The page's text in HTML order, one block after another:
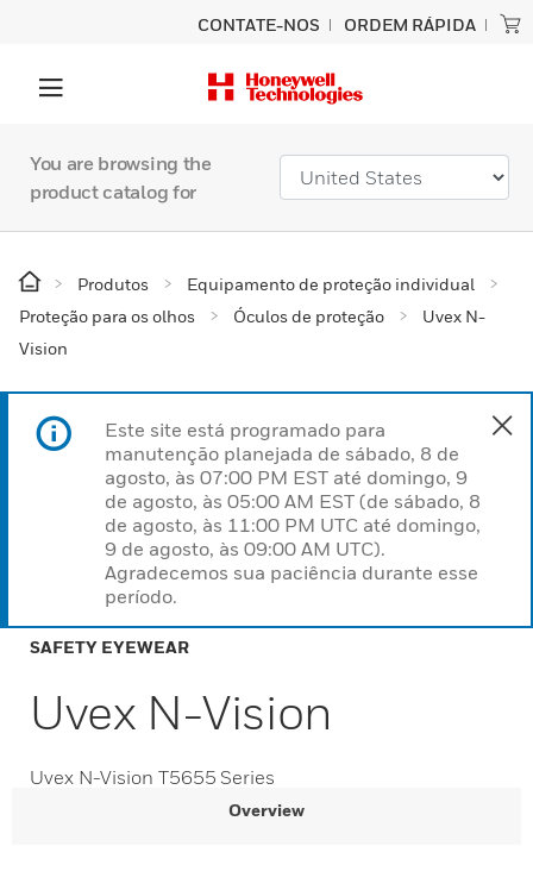
CONTATE-NOS ORDEM RÁPIDA
You are browsing the
product catalog for
Produtos
Equipamento de proteção individual
Proteção para os olhos
Óculos de proteção
Uvex N-
Vision
Este site está programado para
manutenção planejada de sábado, 8 de
agosto, às 07:00 PM EST até domingo, 9
de agosto, às 05:00 AM EST (de sábado, 8
de agosto, às 11:00 PM UTC até domingo,
9 de agosto, às 09:00 AM UTC).
Agradecemos sua paciência durante esse
período.
SAFETY EYEWEAR
Uvex N-Vision
Uvex N-Vision T5655 Series
Overview